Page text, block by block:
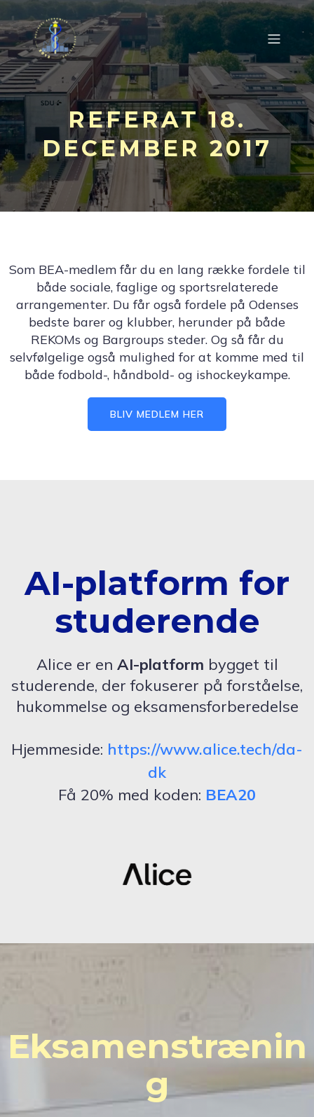
REFERAT 18.
DECEMBER 2017
Som BEA-medlem får du en lang række fordele til
både sociale, faglige og sportsrelaterede
arrangementer. Du får også fordele på Odenses
bedste barer og klubber, herunder på både
REKOMs og Bargroups steder. Og så får du
selvfølgelige også mulighed for at komme med til
både fodbold-, håndbold- og ishockeykampe.
BLIV MEDLEM HER
AI-platform for
studerende
Alice er en AI-platform bygget til
studerende, der fokuserer på forståelse,
hukommelse og eksamensforberedelse
Hjemmeside: https://www.alice.tech/da-
dk
Få 20% med koden: BEA20
Eksamenstrænin
g